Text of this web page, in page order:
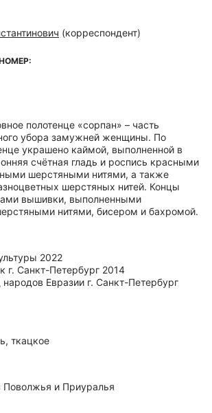
(корреспондент)
полотенце «сорпан» – часть
убора замужней женщины. По
украшено каймой, выполненной в
счётная гладь и роспись красными
шерстяными нитями, а также
шерстяных нитей. Концы
вышивки, выполненными
нитями, бисером и бахромой.
2022
г. Санкт-Петербург 2014
Евразии г. Санкт-Петербург
ткацкое
Поволжья и Приуралья